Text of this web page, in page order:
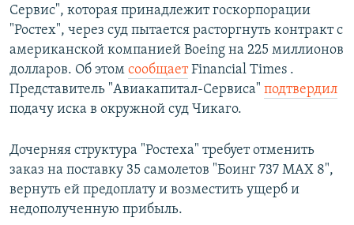
Сервис", которая принадлежит госкорпорации
"Ростех", через суд пытается расторгнуть контракт с
американской компанией Boeing на 225 миллионов
долларов. Об этом сообщаетFinancial Times .
Представитель "Авиакапитал-Сервиса" подтвердил
подачу иска в окружной суд Чикаго.
Дочерняя структура "Ростеха" требует отменить
заказ на поставку 35 самолетов "Боинг 737 MAX 8",
вернуть ей предоплату и возместить ущерб и
недополученную прибыль.